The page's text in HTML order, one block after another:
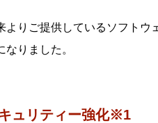
よりご提供しているソフトウ
なりました。
ュリティー強化※1